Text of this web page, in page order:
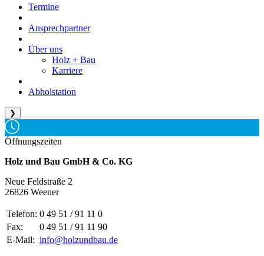
Termine
Ansprechpartner
Über uns
Holz + Bau
Karriere
Abholstation
❯
Öffnungszeiten
Holz und Bau GmbH & Co. KG
Neue Feldstraße 2
26826 Weener
Telefon: 0 49 51 / 91 11 0
Fax:
0 49 51 / 91 11 90
E-Mail: info@holzundbau.de